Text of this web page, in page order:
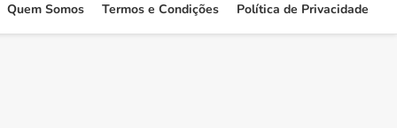
Quem Somos Termos e Condições Política de Privacidade